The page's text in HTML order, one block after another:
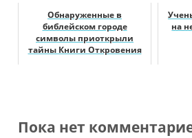
Обнаруженные в
библейском городе
символы приоткрыли
тайны Книги Откровения
на
Пока нет